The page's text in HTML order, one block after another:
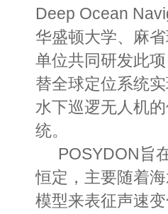
Deep Ocean
华盛顿大学、麻
单位共同研发此
替全球定位系统
水下巡逻无人机
统。
POSYDON旨
恒定，主要随着
模型来表征声速